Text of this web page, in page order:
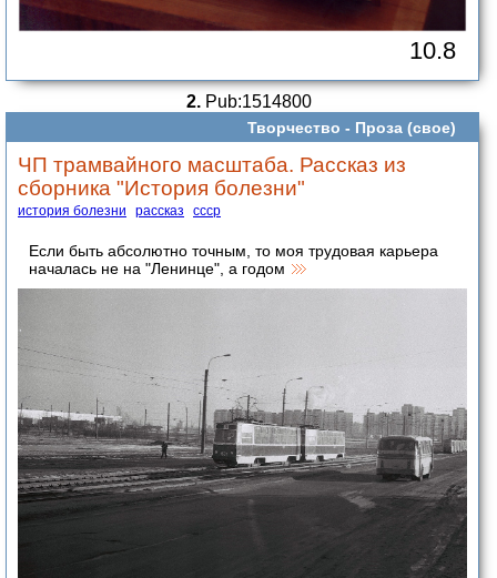
10.8
2.Pub:1514800
Творчество - Проза (свое)
ЧП трамвайного масштаба. Рассказ из
сборника "История болезни"
история болезни рассказ ссср
Если быть абсолютно точным, то моя трудовая карьера
началась не на "Ленинце", а годом